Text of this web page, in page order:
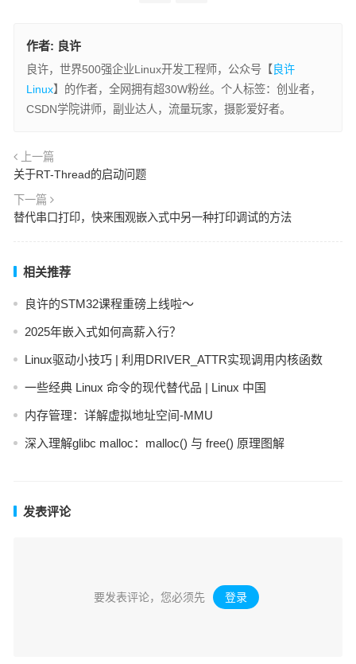
作者: 良许
良许，世界500强企业Linux开发工程师，公众号【 良许
Linux】的作者，全网拥有超30W粉丝。个人标签：创业者，
CSDN学院讲师，副业达人，流量玩家，摄影爱好者。
上一篇
关于RT-Thread的启动问题
下一篇
替代串口打印，快来围观嵌入式中另一种打印调试的方法
相关推荐
良许的STM32课程重磅上线啦～
2025年嵌入式如何高薪入行？
Linux驱动小技巧 | 利用DRIVER_ATTR实现调用内核函数
一些经典 Linux 命令的现代替代品 | Linux 中国
内存管理：详解虚拟地址空间-MMU
深入理解glibc malloc：malloc() 与 free() 原理图解
发表评论
要发表评论，您必须先 登录 。